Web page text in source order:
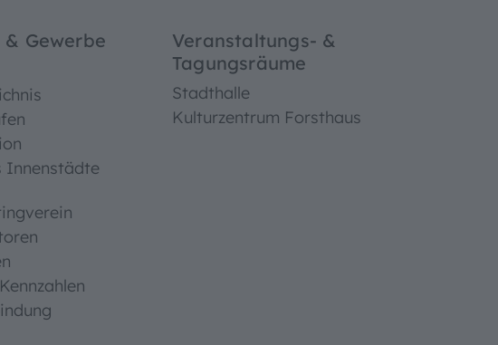
Gewerbe
Innenstädte
Veranstaltungs- &
Tagungsräume
Stadthalle
Kulturzentrum Forsthaus